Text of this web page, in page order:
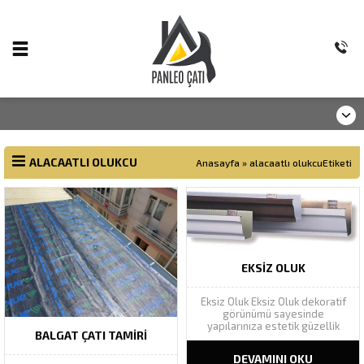
ALACAATLI OLUKCU Anasayfa » alacaatlı olukcuEtiketi
BALGAT ÇATI TAMIRI
EKSIZ OLUK
Eksiz Oluk Eksiz Oluk dekoratif
görünümü sayesinde
yapılarınıza estetik güzellik
katarak yapı bütünlüğünü
DEVAMINI OKU